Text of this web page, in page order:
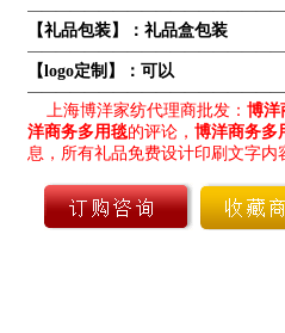
【礼品包装】：礼品盒包装
【logo定制】：可以
上海博洋家纺代理商批发： 博洋
洋商务多用毯的评论， 博洋商务多
息，所有礼品免费设计印刷文字内